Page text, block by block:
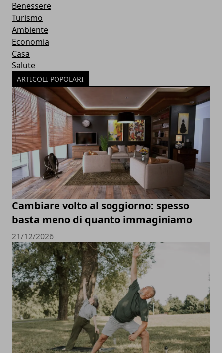
Benessere
Turismo
Ambiente
Economia
Casa
Salute
ARTICOLI POPOLARI
Cambiare volto al soggiorno: spesso
basta meno di quanto immaginiamo
21/12/2026